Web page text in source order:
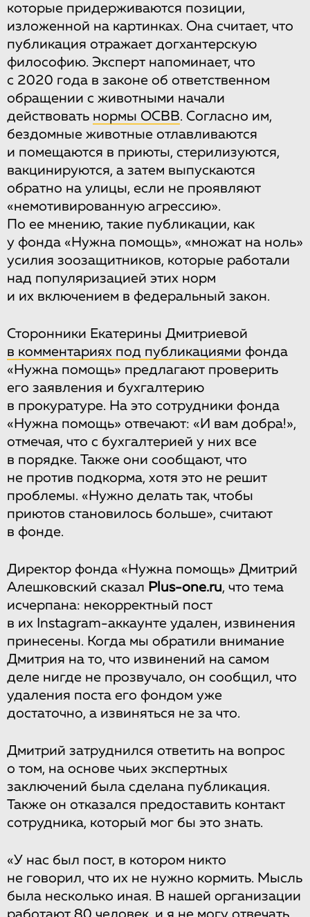
которые придерживаются позиции,
изложенной на картинках. Она считает, что
публикация отражает догхантерскую
философию. Эксперт напоминает, что
с 2020 года в законе об ответственном
обращении с животными начали
действовать нормы ОСВВ. Согласно им,
бездомные животные отлавливаются
и помещаются в приюты, стерилизуются,
вакцинируются, а затем выпускаются
обратно на улицы, если не проявляют
«немотивированную агрессию».
По ее мнению, такие публикации, как
у фонда «Нужна помощь», «множат на ноль»
усилия зоозащитников, которые работали
над популяризацией этих норм
и их включением в федеральный закон.
Сторонники Екатерины Дмитриевой
в комментариях под публикациями фонда
«Нужна помощь» предлагают проверить
его заявления и бухгалтерию
в прокуратуре. На это сотрудники фонда
«Нужна помощь» отвечают: «И вам добра!»,
отмечая, что с бухгалтерией у них все
в порядке. Также они сообщают, что
не против подкорма, хотя это не решит
проблемы. «Нужно делать так, чтобы
приютов становилось больше», считают
в фонде.
Директор фонда «Нужна помощь» Дмитрий
Алешковский сказал Plus-one.ru, что тема
исчерпана: некорректный пост
в их Instagram-аккаунте удален, извинения
принесены. Когда мы обратили внимание
Дмитрия на то, что извинений на самом
деле нигде не прозвучало, он сообщил, что
удаления поста его фондом уже
достаточно, а извиняться не за что.
Дмитрий затруднился ответить на вопрос
о том, на основе чьих экспертных
заключений была сделана публикация.
Также он отказался предоставить контакт
сотрудника, который мог бы это знать.
«У нас был пост, в котором никто
не говорил, что их не нужно кормить. Мысль
была несколько иная. В нашей организации
работают 80 человек, и я не могу отвечать